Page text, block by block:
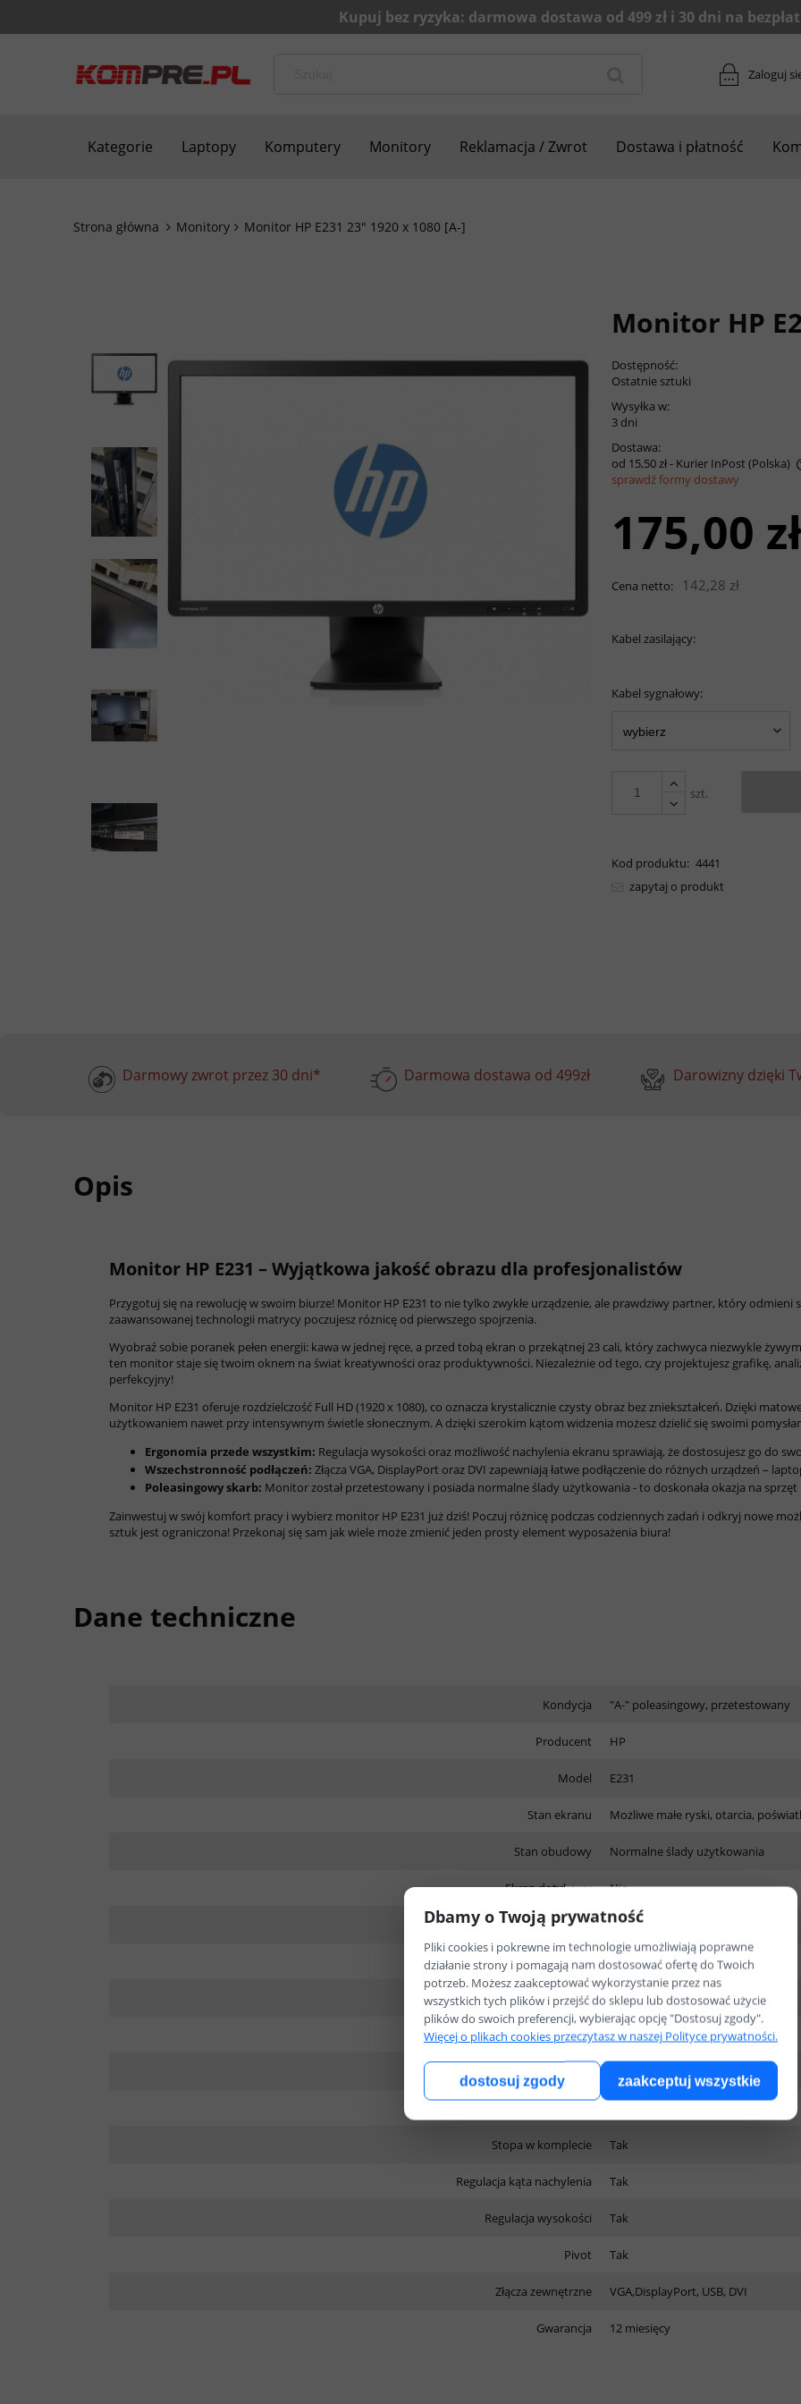
Zaloguj
Kategorie Laptopy Komputery Monitory Reklamacja / Zwrot Dostawa i płatność
Strona główna Monitory Monitor HP E231 23" 1920 x 1080 [A-]
Monitor HP
Dostępność:
Ostatnie sztuki
Wysyłka w:
3 dni
Dostawa:
od 15,50 zł- Kurier InPost (Polska)
Cena nie zawiera
ewentualnych kosztów płatności
sprawdź formy dostawy
175,00
Cena netto: 142,28 zł
Kabel zasilający:
Kabel sygnałowy:
szt.
Kod produktu: 4441
zapytaj o produkt
Darmowy zwrot przez 30 dni* Darmowa dostawa od 499zł Darowizny dzięki
Opis
Monitor HP E231 – Wyjątkowa jakość obrazu dla profesjonalistów
Przygotuj się na rewolucję w swoim biurze! Monitor HP E231 to nie tylko zwykłe urządzenie, ale prawdziwy partner, który odmieni
zaawansowanej technologii matrycy poczujesz różnicę od pierwszego spojrzenia.
Wyobraź sobie poranek pełen energii: kawa w jednej ręce, a przed tobą ekran o przekątnej 23 cali, który zachwyca niezwykle
ten monitor staje się twoim oknem na świat kreatywności oraz produktywności. Niezależnie od tego, czy projektujesz grafikę,
perfekcyjny!
Monitor HP E231 oferuje rozdzielczość Full HD (1920 x 1080), co oznacza krystalicznie czysty obraz bez zniekształceń. Dzięki
użytkowaniem nawet przy intensywnym świetle słonecznym. A dzięki szerokim kątom widzenia możesz dzielić się swoimi
Ergonomia przede wszystkim: Regulacja wysokości oraz możliwość nachylenia ekranu sprawiają, że dostosujesz go do
Wszechstronność podłączeń: Złącza VGA, DisplayPort oraz DVI zapewniają łatwe podłączenie do różnych urządzeń –
Poleasingowy skarb: Monitor został przetestowany i posiada normalne ślady użytkowania - to doskonała okazja na
Zainwestuj w swój komfort pracy i wybierz monitor HP E231 już dziś! Poczuj różnicę podczas codziennych zadań i odkryj nowe
sztuk jest ograniczona! Przekonaj się sam jak wiele może zmienić jeden prosty element wyposażenia biura!
Dane techniczne
Kondycja "A-" poleasingowy, przetestowany
Producent HP
Model E231
Stan ekranu Możliwe małe ryski, otarcia,
Stan obudowy Normalne ślady użytkowania
Ekran dotykowy Nie
Rozdzielczość ekranu 1920 x 1080
Przekątna ekranu 23"
Powłoka matrycy Matowa
Podświetlenie LED
Typ matrycy
Stopa w komplecie Tak
Regulacja kąta nachylenia Tak
Regulacja wysokości Tak
Pivot Tak
Złącza zewnętrzne VGA,DisplayPort, USB, DVI
Gwarancja 12 miesięcy
Dbamy o Twoją prywatność
Pliki cookies i pokrewne im technologie umożliwiają poprawne
działanie strony i pomagają nam dostosować ofertę do Twoich
potrzeb. Możesz zaakceptować wykorzystanie przez nas
wszystkich tych plików i przejść do sklepu lub dostosować użycie
plików do swoich preferencji, wybierając opcję "Dostosuj zgody".
Więcej o plikach cookies przeczytasz w naszej Polityce prywatności.
dostosuj zgody zaakceptuj wszystkie